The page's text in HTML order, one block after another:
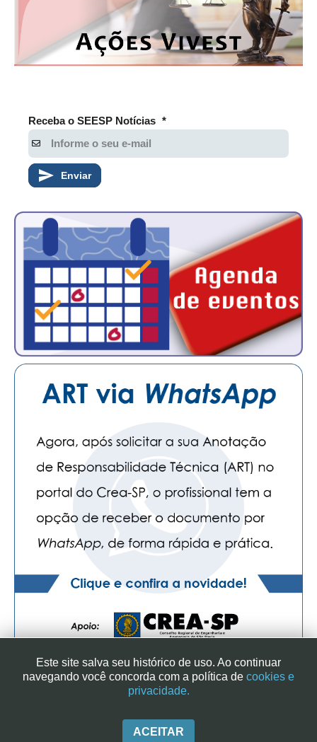
SEESP NOTÍCIAS
NOTÍCIAS NO WHATSAPP
PUBLICIDADE
MANUAL DE REDAÇÃO
CONTATO
CADASTRO
ASSOCIE-SE
ATUALIZAÇÃO CADASTRAL
NÚCLEO JOVEM
Receba o SEESP Notícias *
Enviar
SINDICATO DOS ENGENHEIROS NO ESTADO DE SÃO PAULO
|+ 55 (11) 3113-2600
Este site salva seu histórico de uso. Ao continuar
navegando você concorda com a política de cookies e
privacidade.
ACEITAR